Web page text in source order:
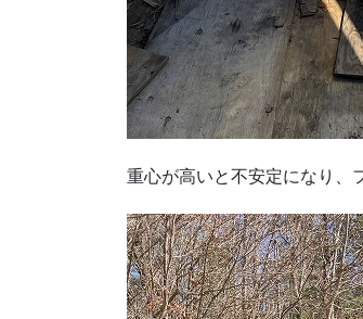
重心が高いと不安定になり、